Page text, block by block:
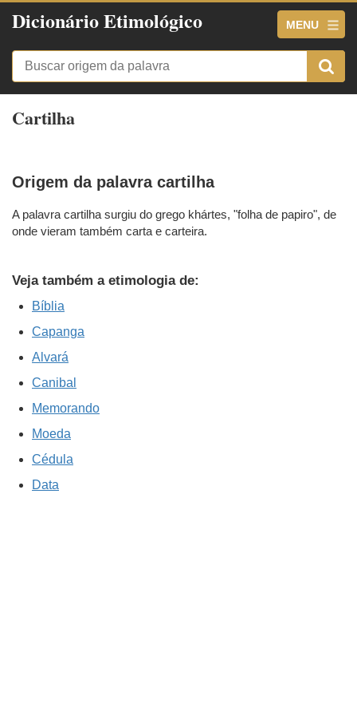
Dicionário Etimológico MENU
Cartilha
Origem da palavra cartilha
A palavra cartilha surgiu do grego khártes, "folha de papiro", de
onde vieram também carta e carteira.
Veja também a etimologia de:
Bíblia
Capanga
Alvará
Canibal
Memorando
Moeda
Cédula
Data